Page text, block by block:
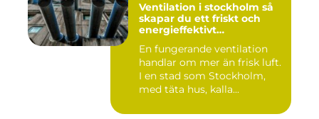
Ventilation i stockholm så
skapar du ett friskt och
energieffektivt
En fungerande ventilation
handlar om mer än frisk luft.
I en stad som Stockholm,
med täta hus, kalla...